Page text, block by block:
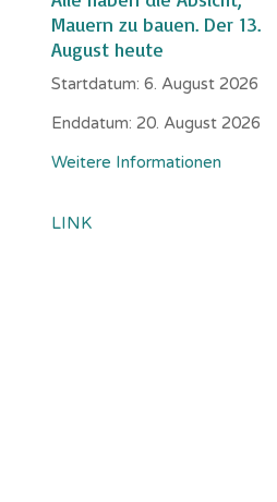
Mauern zu bauen. Der 13.
August heute
Startdatum:6. August 2026
Enddatum: 20. August 2026
Weitere Informationen
LINK